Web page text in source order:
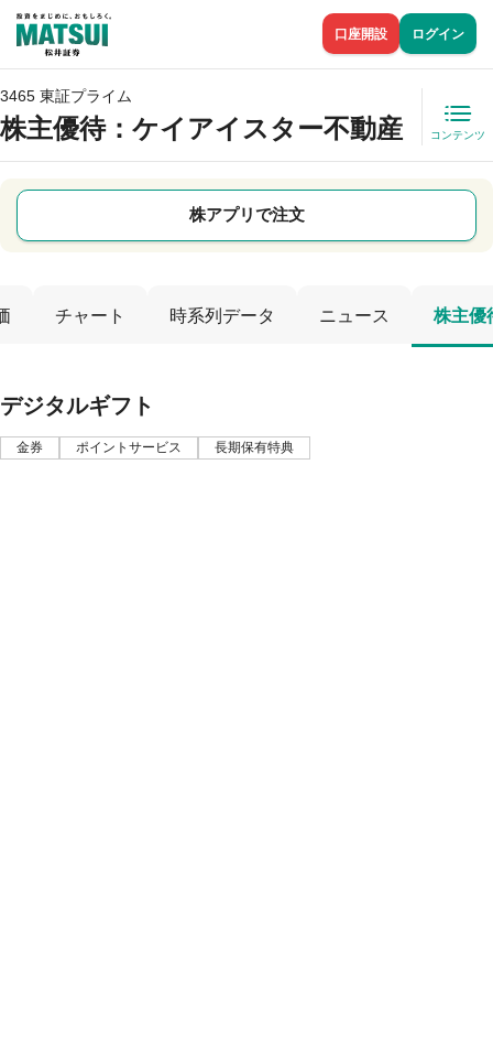
口座開設 ログイン
3465 東証プライム
株主優待：ケイアイスター不動産 コンテンツ
株アプリで注文
チャート 時系列データ ニュース 株主優
デジタルギフト
金券 ポイントサービス 長期保有特典